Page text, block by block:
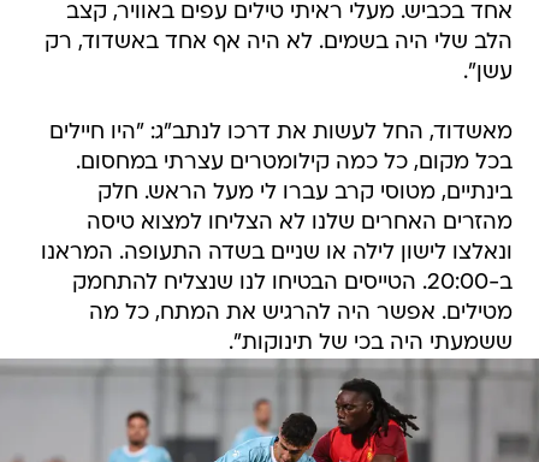
אחד בכביש. מעלי ראיתי טילים עפים באוויר, קצב
הלב שלי היה בשמים. לא היה אף אחד באשדוד, רק
עשן".
מאשדוד, החל לעשות את דרכו לנתב"ג: "היו חיילים
בכל מקום, כל כמה קילומטרים עצרתי במחסום.
בינתיים, מטוסי קרב עברו לי מעל הראש. חלק
מהזרים האחרים שלנו לא הצליחו למצוא טיסה
ונאלצו לישון לילה או שניים בשדה התעופה. המראנו
ב-20:00. הטייסים הבטיחו לנו שנצליח להתחמק
מטילים. אפשר היה להרגיש את המתח, כל מה
ששמעתי היה בכי של תינוקות".